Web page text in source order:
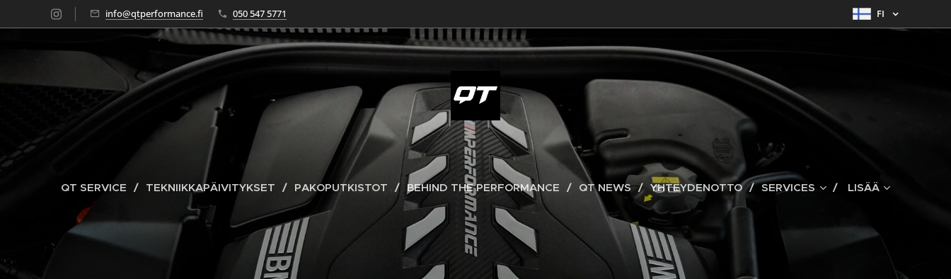
info@qtperformance.fi 050 547 5771 FI
QT SERVICE TEKNIIKKAPÄIVITYKSET PAKOPUTKISTOT BEHIND THE PERFORMANCE QT NEWS YHTEYDENOTTO SERVICES LISÄÄ